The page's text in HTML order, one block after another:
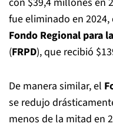
fue eliminado en
Fondo Regional para
(FRPD), que recibió
De manera similar, el
se redujo
menos de la mitad en